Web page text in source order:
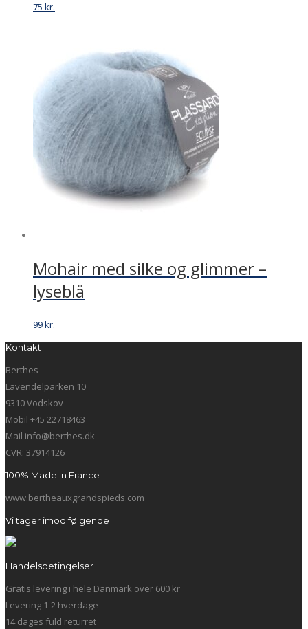
75 kr.
Mohair med silke og glimmer –
lyseblå
99kr.
Kontakt
Berthes
Lavendelparken 10
9310 Vodskov
Mobil +45 22718463
Mail info@berthes.dk
CVR: 37914126
100% Made in France
www.bertheauxgrandspieds.com
Vi tager imod følgende
Handelsbetingelser
Gratis levering i hele Danmark over 600 kr
Levering 1-2 hverdage
14 dages fuld returret